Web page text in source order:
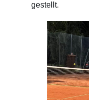
gestellt.